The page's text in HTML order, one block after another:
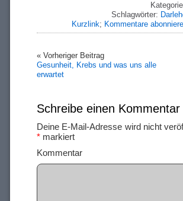
Schlagwörter:
Kurzlink; Kommentare
« Vorheriger Beitrag
Gesunheit, Krebs und was uns alle
erwartet
Schreibe einen Kommentar
Deine E-Mail-Adresse wird nicht
* markiert